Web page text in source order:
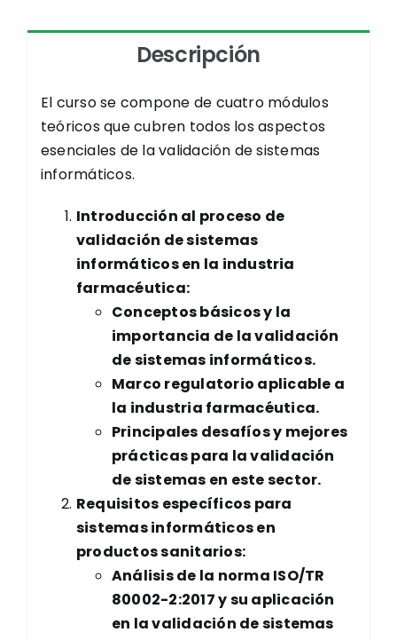
[términos]
de privacidad].*
Enviar
Descripción
El curso se compone de cuatro módulos
teóricos que cubren todos los aspectos
esenciales de la validación de sistemas
informáticos.
Introducción al proceso de
validación de sistemas
informáticos en la industria
farmacéutica:
Conceptos básicos y la
importancia de la validación
de sistemas informáticos.
Marco regulatorio aplicable a
la industria farmacéutica.
Principales desafíos y mejores
prácticas para la validación
de sistemas en este sector.
Requisitos específicos para
sistemas informáticos en
productos sanitarios:
Análisis de la norma ISO/TR
80002-2:2017 y su aplicación
en la validación de sistemas